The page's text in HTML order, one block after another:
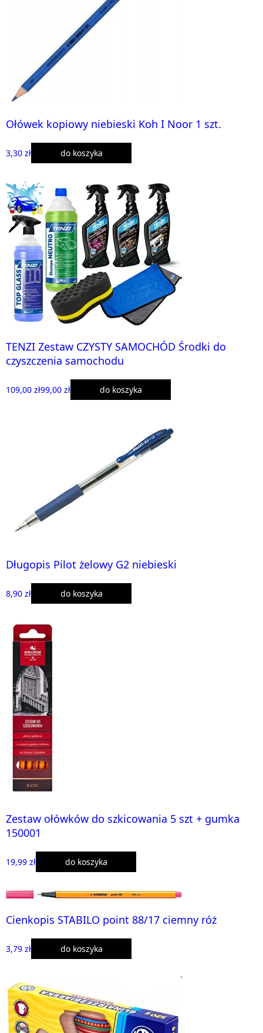
Ołówek kopiowy niebieski Koh I Noor 1 szt.
3,30 zł do koszyka
TENZI Zestaw CZYSTY SAMOCHÓD Środki do
czyszczenia samochodu
109,00 zł99,00 zł do koszyka
Długopis Pilot żelowy G2 niebieski
8,90 zł do koszyka
Zestaw ołówków do szkicowania 5 szt + gumka
150001
19,99 zł do koszyka
Cienkopis STABILO point 88/17 ciemny róż
3,79 zł do koszyka